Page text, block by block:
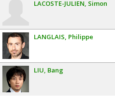
LACOSTE-JULIEN Simon
LANGLAIS Philippe
LIU Bang